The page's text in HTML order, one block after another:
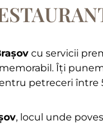
cu servicii
Îți
petreceri între
, locul unde